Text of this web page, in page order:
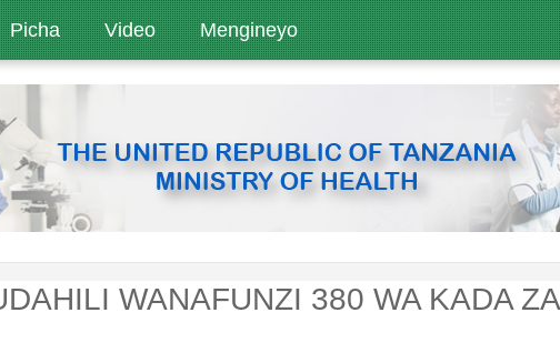
Picha Video Mengineyo
WANAFUNZI 380 WA KADA ZA